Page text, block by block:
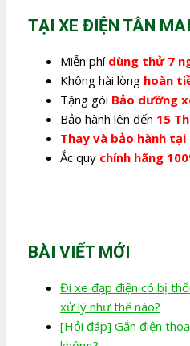
TẠI XE ĐIỆN TÂN MAI
Miễn phí dùng thử 7
Không hài lòng hoàn
Tặng gói Bảo dưỡng
Bảo hành lên đến 15
Thay và bảo hành tại
Ắc quy chính hãng
BÀI VIẾT MỚI
Đi xe đạp điện có bị
xử lý như thế nào?
[Hỏi đáp] Gắn điện